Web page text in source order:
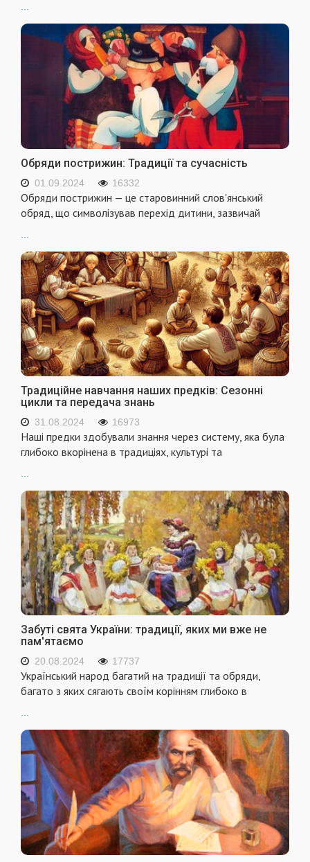
...
Обряди пострижин: Традиції та сучасність
01.09.2024 16332
Обряди пострижин — це старовинний слов'янський
обряд, що символізував перехід дитини, зазвичай
Традиційне навчання наших предків: Сезонні
цикли та передача знань
31.08.2024 16973
Наші предки здобували знання через систему, яка була
глибоко вкорінена в традиціях, культурі та
Забуті свята України: традиції, яких ми вже не
пам'ятаємо
20.08.2024 17737
Український народ багатий на традиції та обряди,
багато з яких сягають своїм корінням глибоко в